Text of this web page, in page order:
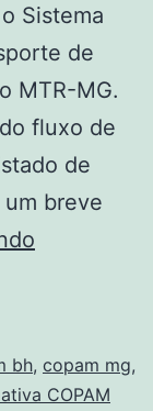
Sistema
de
MTR-MG.
fluxo de
de
breve
bh, copam mg,
COPAM